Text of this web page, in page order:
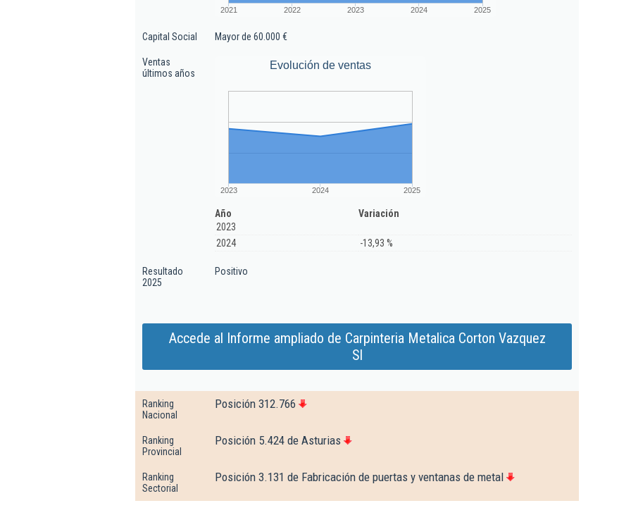
2021 2022 2023 2024 2025
Capital Social Mayor de 60.000 €
Ventas
últimos años
Evolución de ventas
2023 2024 2025
Año
Variación
2023
2024
-13,93 %
Resultado
2025
Positivo
Accede al Informe ampliado de Carpinteria Metalica Corton Vazquez
Sl
Ranking
Nacional
Posición 312.766
Ranking
Provincial
Posición 5.424 de Asturias
Ranking
Sectorial
Posición 3.131 de Fabricación de puertas y ventanas de metal